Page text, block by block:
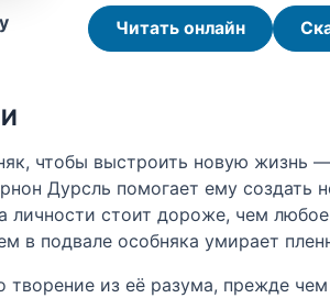
Читать онлайн
чтобы выстроить новую
Дурсль помогает ему создать
личности стоит дороже, чем
в подвале особняка умирает
творение из её разума, прежде